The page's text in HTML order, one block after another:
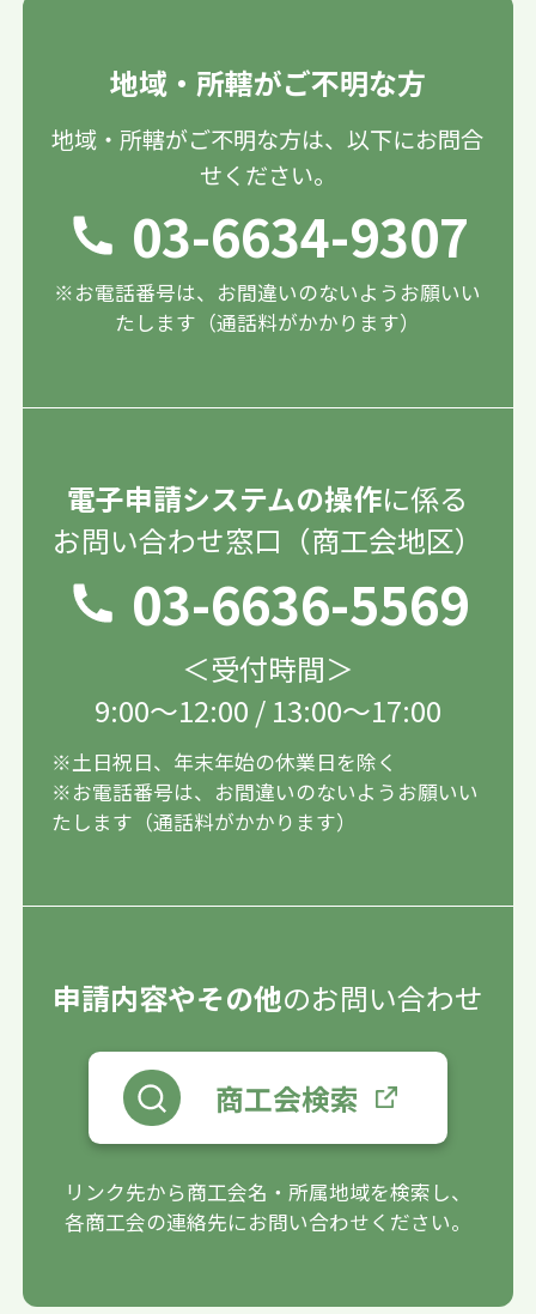
地域・所轄がご不明な方
地域・所轄がご不明な方は、以下にお問合
せください。
03-6634-9307
※お電話番号は、お間違いのないようお願いい
たします（通話料がかかります）
電子申請システムの操作に係る
お問い合わせ窓口（商工会地区）
03-6636-5569
＜受付時間＞
9:00〜12:00 / 13:00〜17:00
※土日祝日、年末年始の休業日を除く
※お電話番号は、お間違いのないようお願いい
たします（通話料がかかります）
申請内容やその他のお問い合わせ
商工会検索
リンク先から商工会名・所属地域を検索し、
各商工会の連絡先にお問い合わせください。